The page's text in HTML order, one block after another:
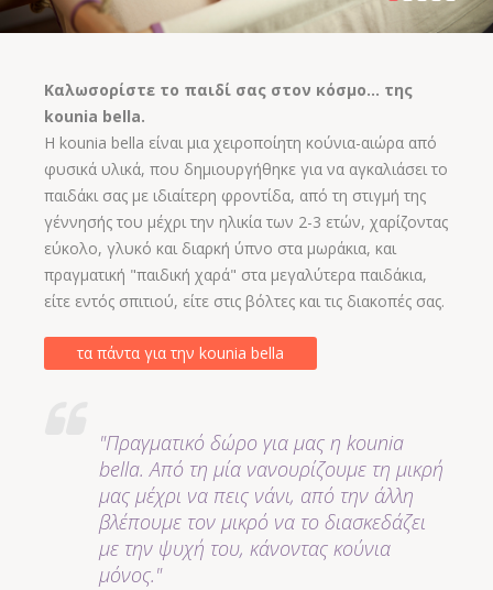
Καλωσορίστε το παιδί σας στον κόσμο... της
kounia bella.
H kοunia bella είναι μια χειροποίητη κούνια-αιώρα από
φυσικά υλικά, που δημιουργήθηκε για να αγκαλιάσει το
παιδάκι σας με ιδιαίτερη φροντίδα, από τη στιγμή της
γέννησής του μέχρι την ηλικία των 2-3 ετών, χαρίζοντας
εύκολο, γλυκό και διαρκή ύπνο στα μωράκια, και
πραγματική "παιδική χαρά" στα μεγαλύτερα παιδάκια,
είτε εντός σπιτιού, είτε στις βόλτες και τις διακοπές σας.
τα πάντα για την kounia bella
"Πραγματικό δώρο για μας η kounia
bella. Από τη μία νανουρίζουμε τη μικρή
μας μέχρι να πεις νάνι, από την άλλη
βλέπουμε τον μικρό να το διασκεδάζει
με την ψυχή του, κάνοντας κούνια
μόνος."